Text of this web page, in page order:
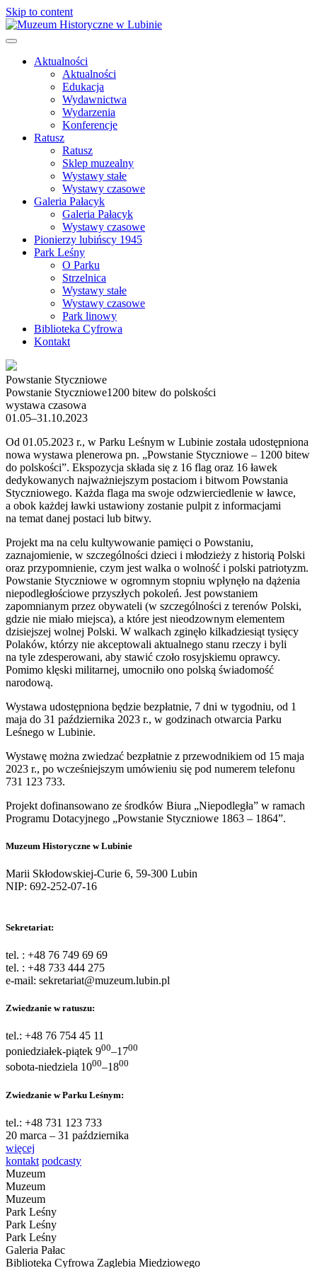
Skip to content
Aktualności
Aktualności
Edukacja
Wydawnictwa
Wydarzenia
Konferencje
Ratusz
Ratusz
Sklep muzealny
Wystawy stałe
Wystawy czasowe
Galeria Pałacyk
Galeria Pałacyk
Wystawy czasowe
Pionierzy lubińscy 1945
Park Leśny
O Parku
Strzelnica
Wystawy stałe
Wystawy czasowe
Park linowy
Biblioteka Cyfrowa
Kontakt
Powstanie Styczniowe
Powstanie Styczniowe1200 bitew do polskości
wystawa czasowa
01.05–31.10.2023
Od 01.05.2023 r., w Parku Leśnym w Lubinie została udostępniona
nowa wystawa plenerowa pn. „Powstanie Styczniowe – 1200 bitew
do polskości”. Ekspozycja składa się z 16 flag oraz 16 ławek
dedykowanych najważniejszym postaciom i bitwom Powstania
Styczniowego. Każda flaga ma swoje odzwierciedlenie w ławce,
a obok każdej ławki ustawiony zostanie pulpit z informacjami
na temat danej postaci lub bitwy.
Projekt ma na celu kultywowanie pamięci o Powstaniu,
zaznajomienie, w szczególności dzieci i młodzieży z historią Polski
oraz przypomnienie, czym jest walka o wolność i polski patriotyzm.
Powstanie Styczniowe w ogromnym stopniu wpłynęło na dążenia
niepodległościowe przyszłych pokoleń. Jest powstaniem
zapomnianym przez obywateli (w szczególności z terenów Polski,
gdzie nie miało miejsca), a które jest nieodzownym elementem
dzisiejszej wolnej Polski. W walkach zginęło kilkadziesiąt tysięcy
Polaków, którzy nie akceptowali aktualnego stanu rzeczy i byli
na tyle zdesperowani, aby stawić czoło rosyjskiemu oprawcy.
Pomimo klęski militarnej, umocniło ono polską świadomość
narodową.
Wystawa udostępniona będzie bezpłatnie, 7 dni w tygodniu, od 1
maja do 31 października 2023 r., w godzinach otwarcia Parku
Leśnego w Lubinie.
Wystawę można zwiedzać bezpłatnie z przewodnikiem od 15 maja
2023 r., po wcześniejszym umówieniu się pod numerem telefonu
731 123 733.
Projekt dofinansowano ze środków Biura „Niepodległa” w ramach
Programu Dotacyjnego „Powstanie Styczniowe 1863 – 1864”.
Muzeum Historyczne w Lubinie
Marii Skłodowskiej-Curie 6, 59-300 Lubin
NIP: 692-252-07-16
Sekretariat:
tel. : +48 76 749 69 69
tel. : +48 733 444 275
e-mail: sekretariat@muzeum.lubin.pl
Zwiedzanie w ratuszu:
tel.: +48 76 754 45 11
poniedziałek-piątek 900–1700
sobota-niedziela 1000–1800
Zwiedzanie w Parku Leśnym:
tel.: +48 731 123 733
20 marca – 31 października
więcej
kontakt podcasty
Muzeum
Muzeum
Muzeum
Park Leśny
Park Leśny
Park Leśny
Galeria Pałac
Biblioteka Cyfrowa Zaglebia Miedziowego